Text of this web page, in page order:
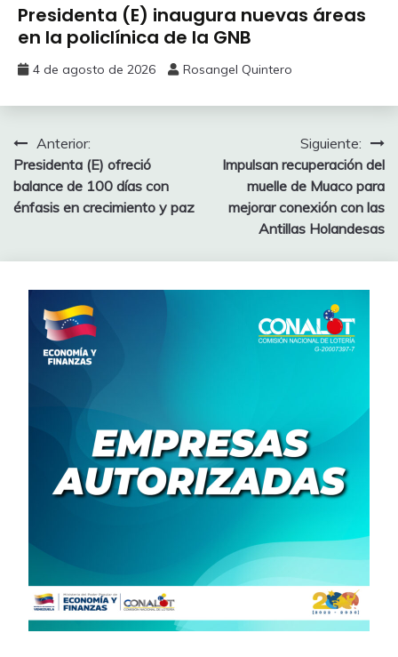
Presidenta (E) inaugura nuevas áreas
en la policlínica de la GNB
4 de agosto de 2026 Rosangel Quintero
Anterior:
Presidenta (E) ofreció
balance de 100 días con
énfasis en crecimiento y paz
Siguiente:
Impulsan recuperación del
muelle de Muaco para
mejorar conexión con las
Antillas Holandesas